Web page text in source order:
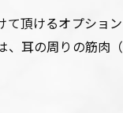
て頂けるオプショ
、耳の周りの筋肉